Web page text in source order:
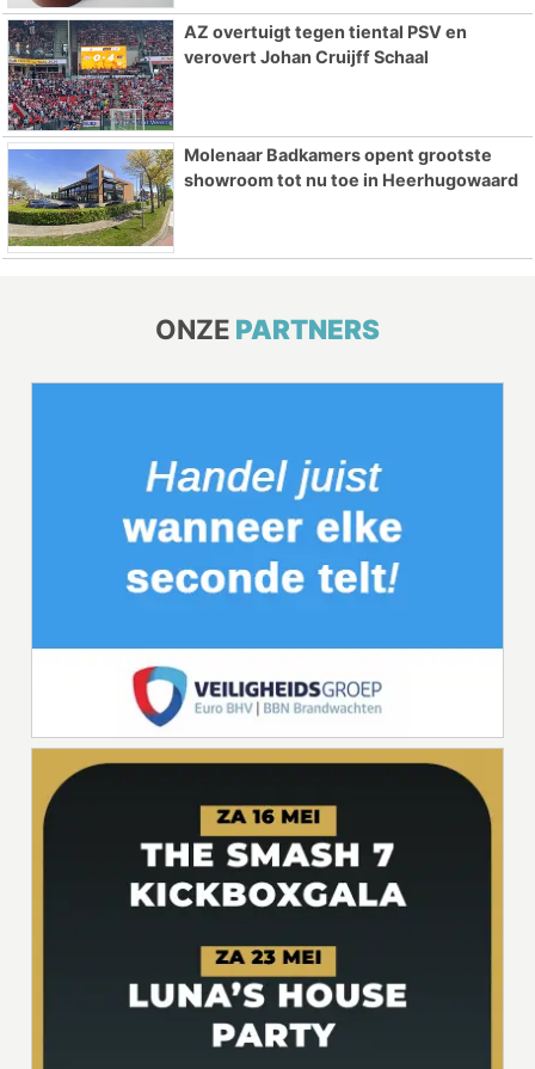
AZ overtuigt tegen tiental PSV en
verovert Johan Cruijff Schaal
Molenaar Badkamers opent grootste
showroom tot nu toe in Heerhugowaard
ONZE PARTNERS